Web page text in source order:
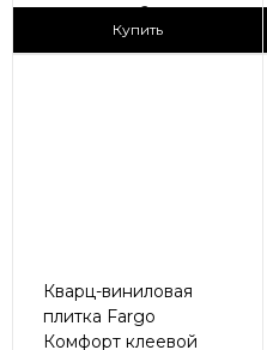
2
Купить
Кварц-виниловая
плитка Fargo
Комфорт клеевой